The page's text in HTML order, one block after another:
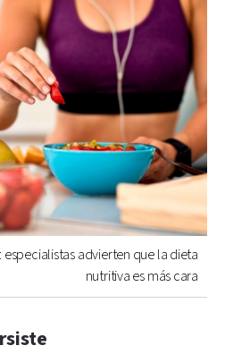
especialistas advierten que la dieta
nutritiva es más cara